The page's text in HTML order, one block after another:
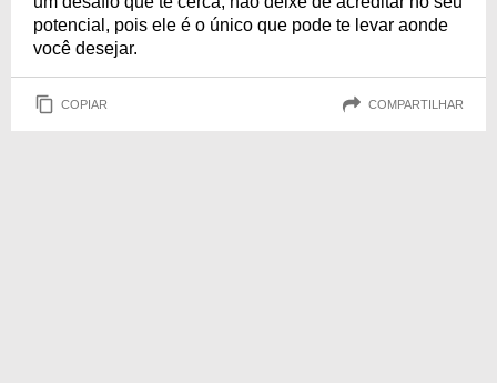
potencial, pois ele é o único que pode te levar aonde
você desejar.
COPIAR COMPARTILHAR